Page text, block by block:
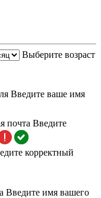
Выберите возраст
Введите ваше имя
почта Введите
корректный
Введите имя вашего